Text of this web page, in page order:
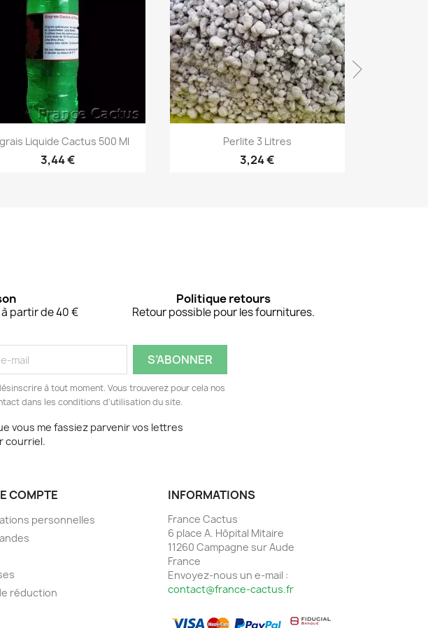
Aperçu rapide
Liquide Cactus 500 Ml
3,44 €
Aperçu rapide
Perlite 3 Litres
3,24 €
partir de 40 €
Politique retours
Retour possible pour les fournitures.
à tout moment. Vous trouverez pour cela nos
dans les conditions d'utilisation du site.
vous me fassiez parvenir vos lettres
courriel.
COMPTE
personnelles
réduction
INFORMATIONS
France Cactus
6 place A. Hôpital Mitaire
11260 Campagne sur Aude
France
Envoyez-nous un e-mail :
contact@france-cactus.fr